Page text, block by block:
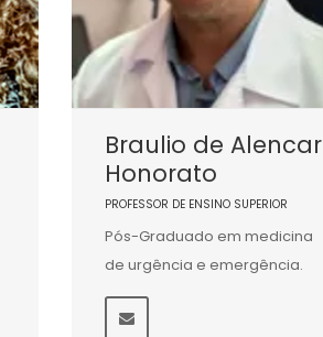
Braulio de Alencar
Honorato
PROFESSOR DE ENSINO SUPERIOR
Pós-Graduado em medicina
de urgência e emergência.